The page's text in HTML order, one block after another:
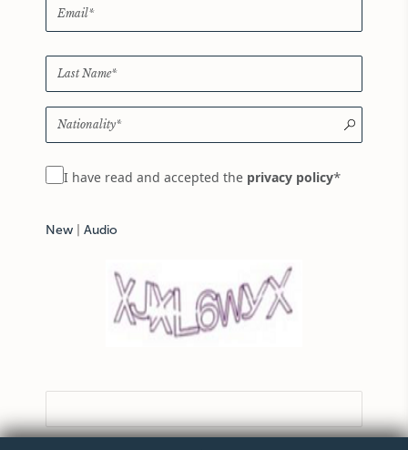
I have read and accepted the privacy policy*
New Audio